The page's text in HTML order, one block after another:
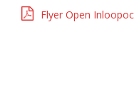
Flyer Open